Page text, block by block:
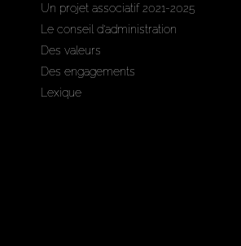
Un projet associatif 2021-2025
Le conseil d'administration
Des valeurs
Des engagements
Lexique